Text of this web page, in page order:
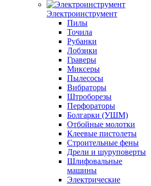
Электроинструмент
Пилы
Точила
Рубанки
Лобзики
Граверы
Миксеры
Пылесосы
Вибраторы
Штроборезы
Перфораторы
Болгарки (УШМ)
Отбойные молотки
Клеевые пистолеты
Строительные фены
Дрели и шуруповерты
Шлифовальные
машины
Электрические